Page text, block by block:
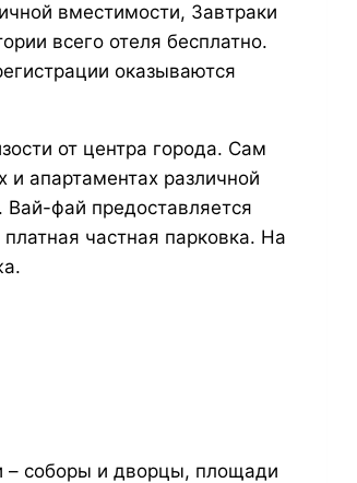
вместимости, Завтраки
всего отеля бесплатно.
оказываются
от центра города. Сам
и апартаментах различной
фай предоставляется
частная парковка. На
– соборы и дворцы, площади